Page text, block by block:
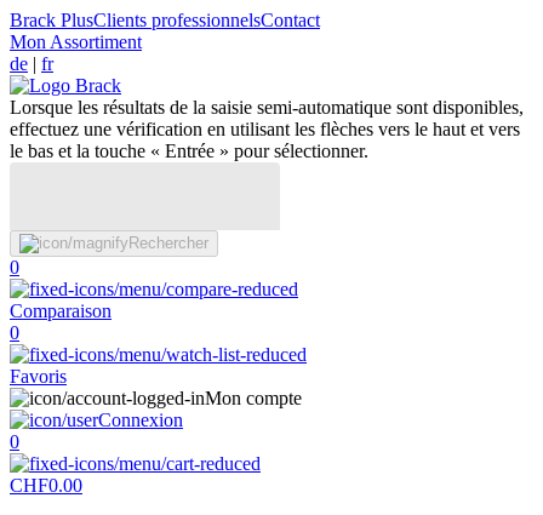
Brack PlusClients professionnelsContact
Mon Assortiment
de | fr
Lorsque les résultats de la saisie semi-automatique sont disponibles,
effectuez une vérification en utilisant les flèches vers le haut et vers
le bas et la touche « Entrée » pour sélectionner.
Rechercher
0
Comparaison
0
Favoris
Mon compte
Connexion
0
CHF0.00